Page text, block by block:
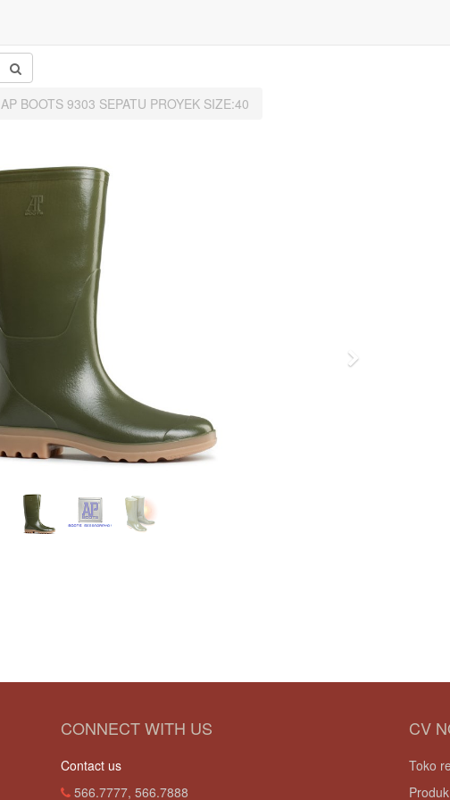
AP BOOTS 9303 SEPATU PROYEK SIZE:40
Next
CONNECT WITH US
Contact us
566.7777, 566.7888
CV
Toko